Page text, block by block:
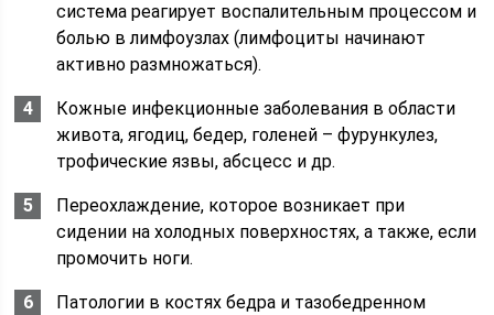
система реагирует воспалительным процессом и
болью в лимфоузлах (лимфоциты начинают
активно размножаться).
Кожные инфекционные заболевания в области
живота, ягодиц, бедер, голеней – фурункулез,
трофические язвы, абсцесс и др.
Переохлаждение, которое возникает при
сидении на холодных поверхностях, а также, если
промочить ноги.
Патологии в костях бедра и тазобедренном